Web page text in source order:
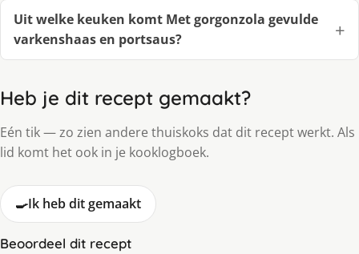
Uit welke keuken komt Met gorgonzola gevulde
varkenshaas en portsaus?
Heb je dit recept gemaakt?
Eén tik — zo zien andere thuiskoks dat dit recept werkt. Als
lid komt het ook in je kooklogboek.
🍳Ik heb dit gemaakt
Beoordeel dit recept